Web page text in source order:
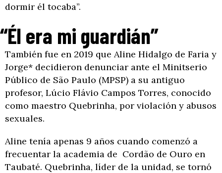
dormir él tocaba”.
“Él era mi guardián”
También fue en 2019 que Aline Hidalgo de Faria y
Jorge* decidieron denunciar ante el Minitserio
Público de São Paulo (MPSP) a su antiguo
profesor, Lúcio Flávio Campos Torres, conocido
como maestro Quebrinha, por violación y abusos
sexuales.
Aline tenía apenas 9 años cuando comenzó a
frecuentar la academia de Cordão de Ouro en
Taubaté. Quebrinha, líder de la unidad, se tornó